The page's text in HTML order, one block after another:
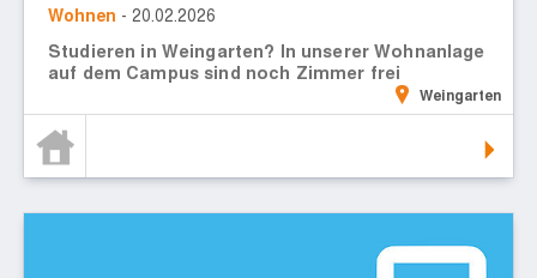
Wohnen - 20.02.2026
Studieren in Weingarten? In unserer Wohnanlage
auf dem Campus sind noch Zimmer frei
Weingarten